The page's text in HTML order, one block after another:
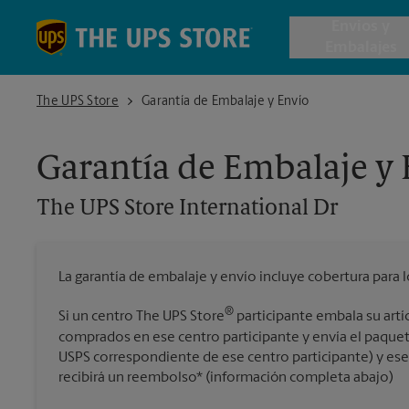
Cajas de
Todos
The UPS Store
The UPS Store International DrGarantía de Embalaje y Envío
Garantía de Embalaje y
The UPS Store International Dr
La garantía de embalaje y envío incluye cobertura para
Si un centro The UPS Store® participante embala su
comprados en ese centro participante y envía el
USPS correspondiente de ese centro participante) y
recibirá un reembolso* (información completa abajo)